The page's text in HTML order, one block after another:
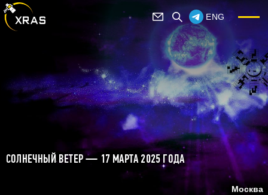
ENG
СОЛНЕЧНЫЙ ВЕТЕР — 17 МАРТА 2025 ГОДА
Москва